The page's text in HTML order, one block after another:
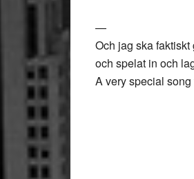
—
Och jag ska
och spelat in och
A very special